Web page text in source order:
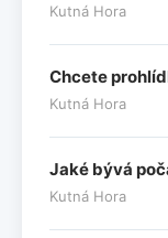
Kutná Hora
Chcete
Kutná Hora
Jaké bývá
Kutná Hora